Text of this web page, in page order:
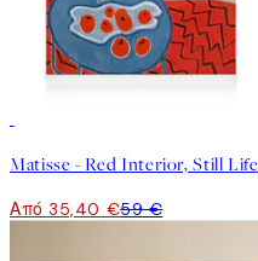
Από 35,40 €59 €